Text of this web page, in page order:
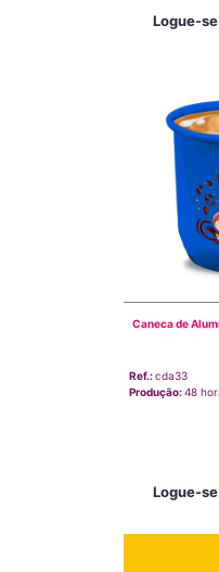
Logue-
Caneca de
Ref.:cda33
Produção:48
Logue-